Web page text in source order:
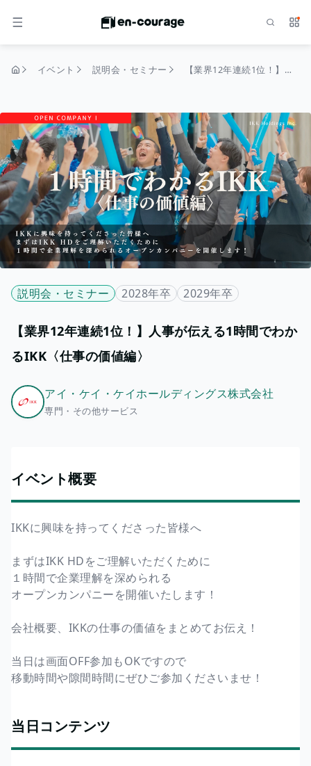
メニュー サ
イベント 説明会・セミナー 【業界12年連続1位！】人事が伝える1時間でわかるIKK〈仕事の価値編〉
説明会・セミナー 2028年卒 2029年卒
【業界12年連続1位！】人事が伝える1時間でわか
るIKK〈仕事の価値編〉
アイ・ケイ・ケイホールディングス株式会社
専門・その他サービス
イベント概要
IKKに興味を持ってくださった皆様へ
まずはIKK HDをご理解いただくために
１時間で企業理解を深められる
オープンカンパニーを開催いたします！
会社概要、IKKの仕事の価値をまとめてお伝え！
当日は画面OFF参加もOKですので
移動時間や隙間時間にぜひご参加くださいませ！
当日コンテンツ